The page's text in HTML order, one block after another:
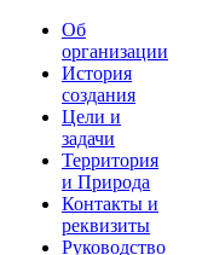
Об
организации
История
создания
Цели и
задачи
Территория
и Природа
Контакты и
реквизиты
Руководство